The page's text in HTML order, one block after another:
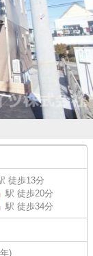
徒歩13分
」駅 徒歩20分
」駅 徒歩34分
)